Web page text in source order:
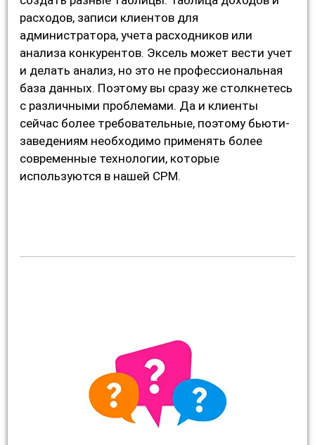
расходов, записи клиентов для
администратора, учета расходников или
анализа конкурентов. Эксель может вести учет
и делать анализ, но это не профессиональная
база данных. Поэтому вы сразу же столкнетесь
с различными проблемами. Да и клиенты
сейчас более требовательные, поэтому бьюти-
заведениям необходимо применять более
современные технологии, которые
используются в нашей СРМ.